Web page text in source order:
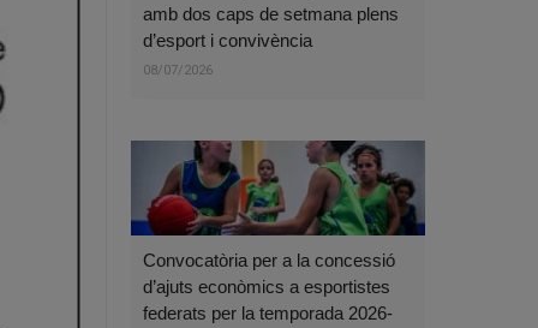
amb dos caps de setmana plens
d’esport i convivència
08/07/2026
Convocatòria per a la concessió
d’ajuts econòmics a esportistes
federats per la temporada 2026-